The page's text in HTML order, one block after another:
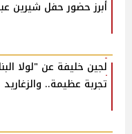
أبرز حضور حفل شيرين
لجين خليفة عن "لولا
تجربة عظيمة..